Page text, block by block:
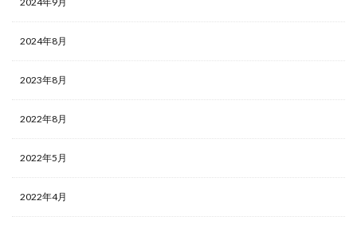
2024年8月
2023年8月
2022年8月
2022年5月
2022年4月